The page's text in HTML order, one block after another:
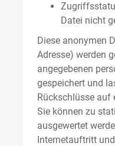
Datei nicht
Diese anonymen
Adresse) werden
angegebenen
gespeichert und
Rückschlüsse auf
Sie können zu
ausgewertet
Internetauftritt